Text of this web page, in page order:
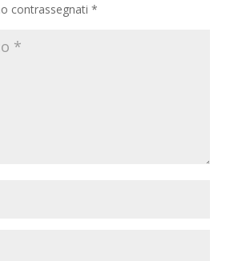
contrassegnati *